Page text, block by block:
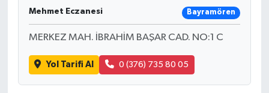
Mehmet Eczanesi Bayramören
MERKEZ MAH. İBRAHİM BAŞAR CAD. NO:1 C
Yol Tarifi Al 0 (376) 735 80 05